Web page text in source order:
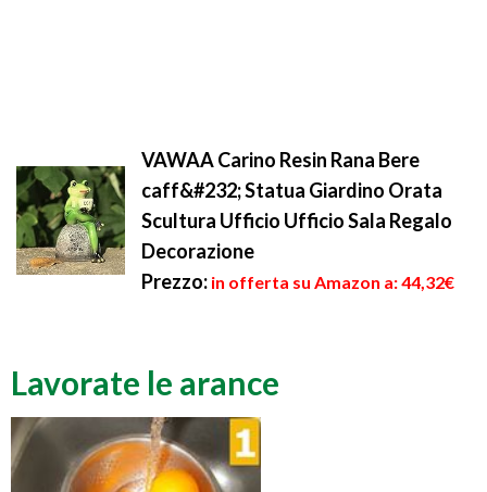
VAWAA Carino Resin Rana Bere
caff&#232; Statua Giardino Orata
Scultura Ufficio Ufficio Sala Regalo
Decorazione
Prezzo: in offerta su Amazon a: 44,32€
Lavorate le arance